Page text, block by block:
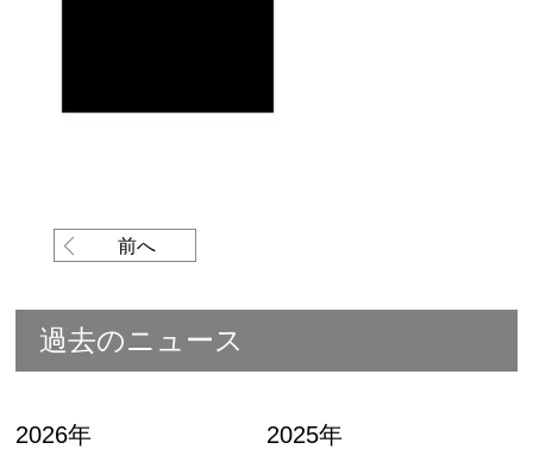
前へ
過去のニュース
2026年 2025年